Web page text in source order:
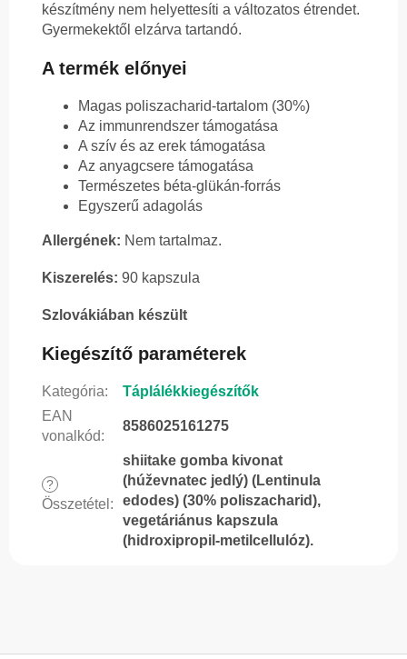
készítmény nem helyettesíti a változatos étrendet.
Gyermekektől elzárva tartandó.
A termék előnyei
Magas poliszacharid-tartalom (30%)
Az immunrendszer támogatása
A szív és az erek támogatása
Az anyagcsere támogatása
Természetes béta-glükán-forrás
Egyszerű adagolás
Allergének: Nem tartalmaz.
Kiszerelés: 90 kapszula
Szlovákiában készült
Kiegészítő paraméterek
Kategória:
Táplálékkiegészítők
EAN
vonalkód:
8586025161275
?
Összetétel :
shiitake gomba kivonat
(húževnatec jedlý) (Lentinula
edodes) (30% poliszacharid),
vegetáriánus kapszula
(hidroxipropil-metilcellulóz).